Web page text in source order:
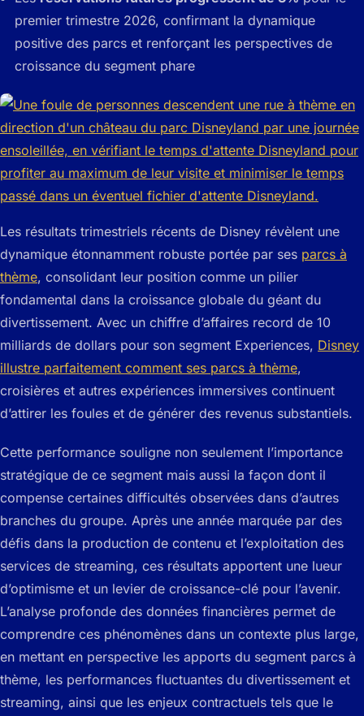
premier trimestre 2026, confirmant la dynamique
positive des parcs et renforçant les perspectives de
croissance du segment phare
Les résultats trimestriels récents de Disney révèlent une
dynamique étonnamment robuste portée par ses parcs à
thème, consolidant leur position comme un pilier
fondamental dans la croissance globale du géant du
divertissement. Avec un chiffre d’affaires record de 10
milliards de dollars pour son segment Experiences, Disney
illustre parfaitement comment ses parcs à thème,
croisières et autres expériences immersives continuent
d’attirer les foules et de générer des revenus substantiels.
Cette performance souligne non seulement l’importance
stratégique de ce segment mais aussi la façon dont il
compense certaines difficultés observées dans d’autres
branches du groupe. Après une année marquée par des
défis dans la production de contenu et l’exploitation des
services de streaming, ces résultats apportent une lueur
d’optimisme et un levier de croissance-clé pour l’avenir.
L’analyse profonde des données financières permet de
comprendre ces phénomènes dans un contexte plus large,
en mettant en perspective les apports du segment parcs à
thème, les performances fluctuantes du divertissement et
streaming, ainsi que les enjeux contractuels tels que le